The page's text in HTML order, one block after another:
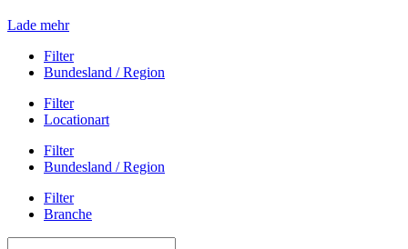
Lade mehr
Filter
Bundesland / Region
Filter
Locationart
Filter
Bundesland / Region
Filter
Branche